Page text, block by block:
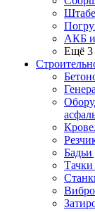
АКБ и
Ещё 3
Бадьи
Тачки